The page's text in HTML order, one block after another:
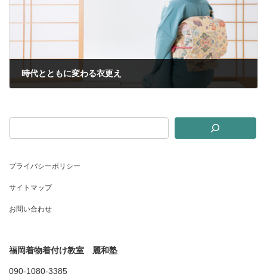
時代とともに変わる衣更え
プライバシーポリシー
サイトマップ
お問い合わせ
福岡着物着付け教室 麗和塾
090-1080-3385